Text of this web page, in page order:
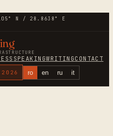
N / 28.8638° E
SPEAKINGWRITINGCONTACT
2026 ro en ru it